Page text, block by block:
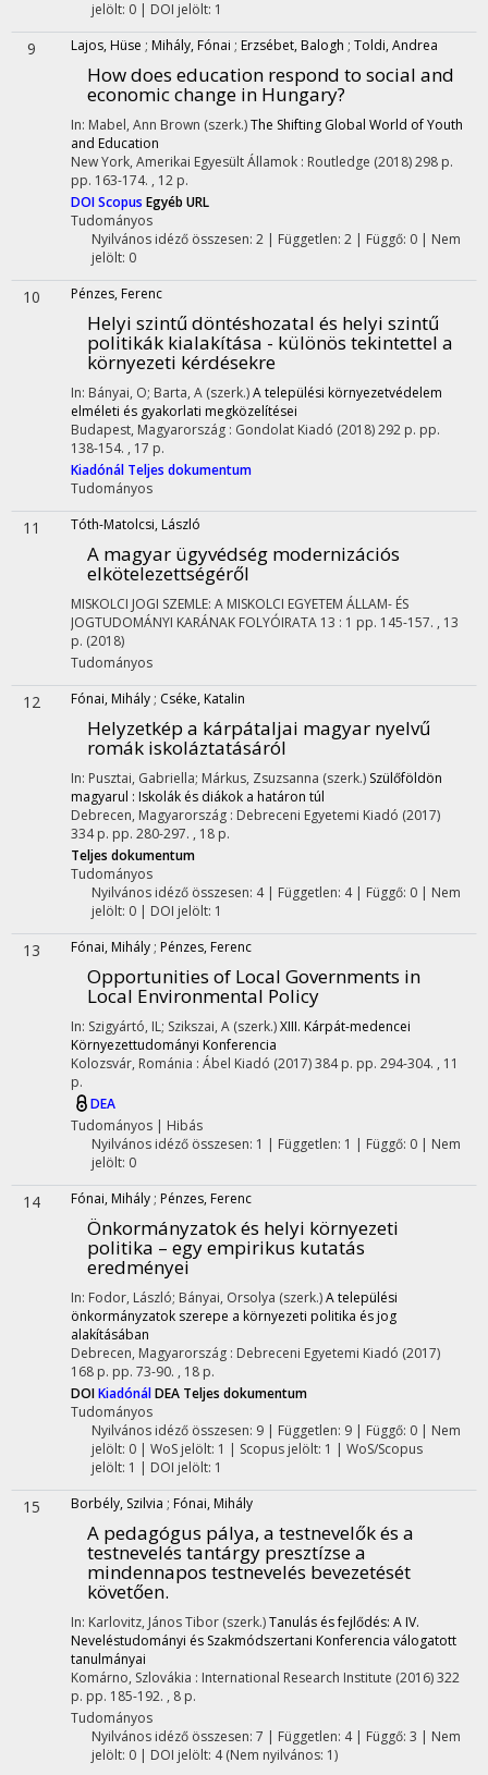
jelölt: 0 | DOI jelölt: 1
9 Lajos, Hüse ; Mihály, Fónai ; Erzsébet, Balogh ; Toldi, Andrea
How does education respond to social and
economic change in Hungary?
In: Mabel, Ann Brown (szerk.)The Shifting Global World of Youth
and Education
New York, Amerikai Egyesült Államok : Routledge (2018)298 p.
pp. 163-174. , 12 p.
DOIScopus Egyéb URL
Tudományos
Nyilvános idéző összesen: 2| Független: 2 | Függő: 0 | Nem
jelölt: 0
10 Pénzes, Ferenc
Helyi szintű döntéshozatal és helyi szintű
politikák kialakítása - különös tekintettel a
környezeti kérdésekre
In: Bányai, O; Barta, A (szerk.)A települési környezetvédelem
elméleti és gyakorlati megközelítései
Budapest, Magyarország : Gondolat Kiadó (2018)292 p. pp.
138-154. , 17 p.
Kiadónál Teljes dokumentum
Tudományos
11 Tóth-Matolcsi, László
A magyar ügyvédség modernizációs
elkötelezettségéről
MISKOLCI JOGI SZEMLE: A MISKOLCI EGYETEM ÁLLAM- ÉS
JOGTUDOMÁNYI KARÁNAK FOLYÓIRATA 13 : 1 pp. 145-157. , 13
p. (2018)
Tudományos
12 Fónai, Mihály ; Cséke, Katalin
Helyzetkép a kárpátaljai magyar nyelvű
romák iskoláztatásáról
In: Pusztai, Gabriella; Márkus, Zsuzsanna (szerk.) Szülőföldön
magyarul : Iskolák és diákok a határon túl
Debrecen, Magyarország : Debreceni Egyetemi Kiadó (2017)
334 p. pp. 280-297. , 18 p.
Teljes dokumentum
Tudományos
Nyilvános idéző összesen: 4| Független: 4 | Függő: 0 | Nem
jelölt: 0 | DOI jelölt: 1
13 Fónai, Mihály ; Pénzes, Ferenc
Opportunities of Local Governments in
Local Environmental Policy
In: Szigyártó, IL; Szikszai, A (szerk.)XIII. Kárpát-medencei
Környezettudományi Konferencia
Kolozsvár, Románia : Ábel Kiadó (2017)384 p. pp. 294-304. , 11
p.
DEA
Tudományos | Hibás
Nyilvános idéző összesen: 1 | Független: 1 | Függő: 0 | Nem
jelölt: 0
14 Fónai, Mihály ; Pénzes, Ferenc
Önkormányzatok és helyi környezeti
politika – egy empirikus kutatás
eredményei
In: Fodor, László; Bányai, Orsolya (szerk.)A települési
önkormányzatok szerepe a környezeti politika és jog
alakításában
Debrecen, Magyarország : Debreceni Egyetemi Kiadó (2017)
168 p. pp. 73-90. , 18 p.
DOIKiadónálDEA Teljes dokumentum
Tudományos
Nyilvános idéző összesen: 9| Független: 9 | Függő: 0 | Nem
jelölt: 0 | WoS jelölt: 1 | Scopus jelölt: 1 | WoS/Scopus
jelölt: 1 | DOI jelölt: 1
15 Borbély, Szilvia ; Fónai, Mihály
A pedagógus pálya, a testnevelők és a
testnevelés tantárgy presztízse a
mindennapos testnevelés bevezetését
követően.
In: Karlovitz, János Tibor (szerk.)Tanulás és fejlődés: A IV.
Neveléstudományi és Szakmódszertani Konferencia válogatott
tanulmányai
Komárno, Szlovákia : International Research Institute (2016)322
p. pp. 185-192. , 8 p.
Tudományos
Nyilvános idéző összesen: 7 | Független: 4 | Függő: 3 | Nem
jelölt: 0 | DOI jelölt: 4 (Nem nyilvános: 1)